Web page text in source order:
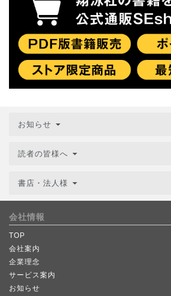
お知らせ
読者の皆様へ
書店・法人様
会社情報
TOP
会社案内
企業理念
サービス案内
お知らせ